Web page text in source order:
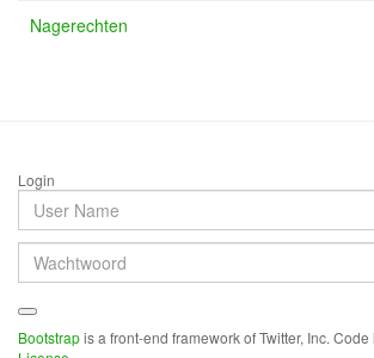
Nagerechten
Login
Bootstrapis a front-end framework of Twitter, Inc.